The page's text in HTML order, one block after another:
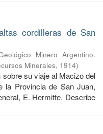
cordilleras de San
Minero Argentino.
Minerales, 1914)
su viaje al Macizo del
la Provincia de San Juan,
E. Hermitte. Describe